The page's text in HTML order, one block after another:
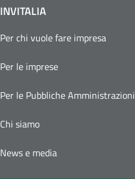
INVITALIA
Per chi vuole fare impresa
Per le imprese
Per le Pubbliche Amministrazioni
Chi siamo
News e media